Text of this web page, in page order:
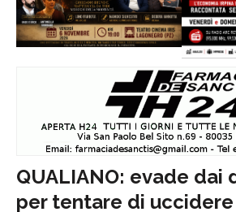
QUALIANO: evade dai
per tentare di uccidere